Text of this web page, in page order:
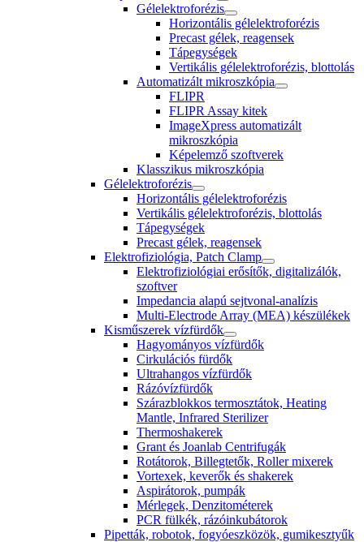
Gélelektroforézis
Horizontális gélelektroforézis
Precast gélek, reagensek
Tápegységek
Vertikális gélelektroforézis, blottolás
Automatizált mikroszkópia
FLIPR
FLIPR Assay kitek
ImageXpress automatizált
mikroszkópia
Képelemző szoftverek
Klasszikus mikroszkópia
Gélelektroforézis
Horizontális gélelektroforézis
Vertikális gélelektroforézis, blottolás
Tápegységek
Precast gélek, reagensek
Elektrofiziológia, Patch Clamp
Elektrofiziológiai erősítők, digitalizálók,
szoftver
Impedancia alapú sejtvonal-analízis
Multi-Electrode Array (MEA) készülékek
Kisműszerek vízfürdők
Hagyományos vízfürdők
Cirkulációs fürdők
Ultrahangos vízfürdők
Rázóvízfürdők
Szárazblokkos termosztátok, Heating
Mantle, Infrared Sterilizer
Thermoshakerek
Grant és Joanlab Centrifugák
Rotátorok, Billegtetők, Roller mixerek
Vortexek, keverők és shakerek
Aspirátorok, pumpák
Mérlegek, Denzitométerek
PCR fülkék, rázóinkubátorok
Pipetták, robotok, fogyóeszközök, gumikesztyűk